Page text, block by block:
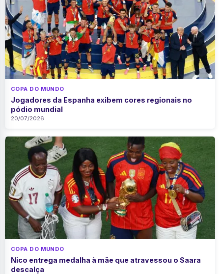
COPA DO MUNDO
Jogadores da Espanha exibem cores regionais no
pódio mundial
20/07/2026
COPA DO MUNDO
Nico entrega medalha à mãe que atravessou o Saara
descalça